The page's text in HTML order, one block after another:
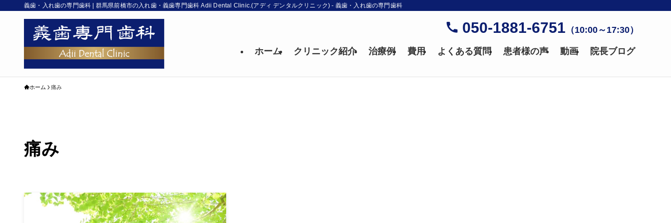
義歯・入れ歯の専門歯科 | 群馬県前橋市の入れ歯・義歯専門歯科 Adii Dental Clinic.(アディ デンタルクリニック) - 義歯・入れ歯の専門歯科
ホーム クリニック紹介 治療例 費用 よくある質問 患者様の声 動画 院長ブログ
050-1881-6751 （10:00～17:30）
ホーム 痛み
痛み